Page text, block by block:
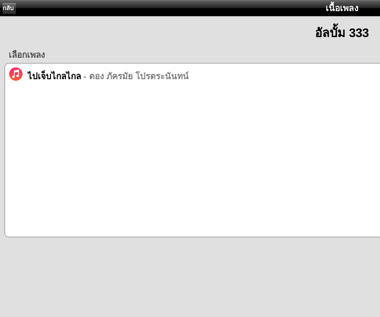
กลับ เนื้อเพลง
อัลบั้ม 333
เลือกเพลง
ไปเจ็บไกลไกล - ตอง ภัครมัย โปรตระนันทน์